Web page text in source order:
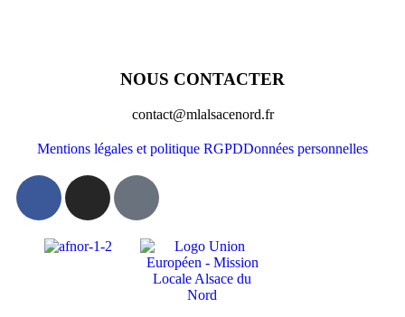
NOUS CONTACTER
contact@mlalsacenord.fr
Mentions légales et politique RGPDDonnées personnelles